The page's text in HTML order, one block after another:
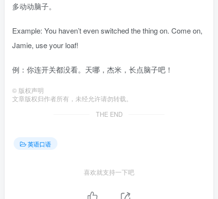
多动动脑子。
Example: You haven’t even switched the thing on. Come on,
Jamie, use your loaf!
例：你连开关都没看。天哪，杰米，长点脑子吧！
© 版权声明
文章版权归作者所有，未经允许请勿转载。
THE END
英语口语
喜欢就支持一下吧